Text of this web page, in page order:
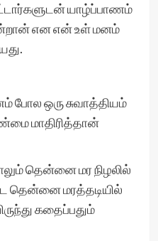
யாழ்ப்பாணம்
என என் உள் மனம்
போல ஒரு சுவாத்தியம்
மாதிரித்தான்
தென்னை மர நிழலில்
தென்னை மரத்தடியில்
கதைப்பதும்